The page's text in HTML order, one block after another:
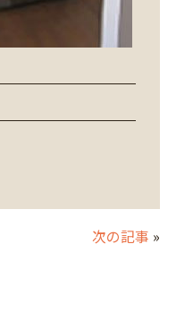
次の記事 »